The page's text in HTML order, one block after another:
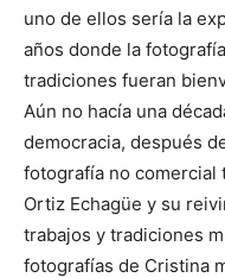
uno de ellos sería la
años donde la
tradiciones fueran
Aún no hacía una
democracia, después
fotografía no comercial
Ortiz Echagüe y su
trabajos y tradiciones
fotografías de Cristina